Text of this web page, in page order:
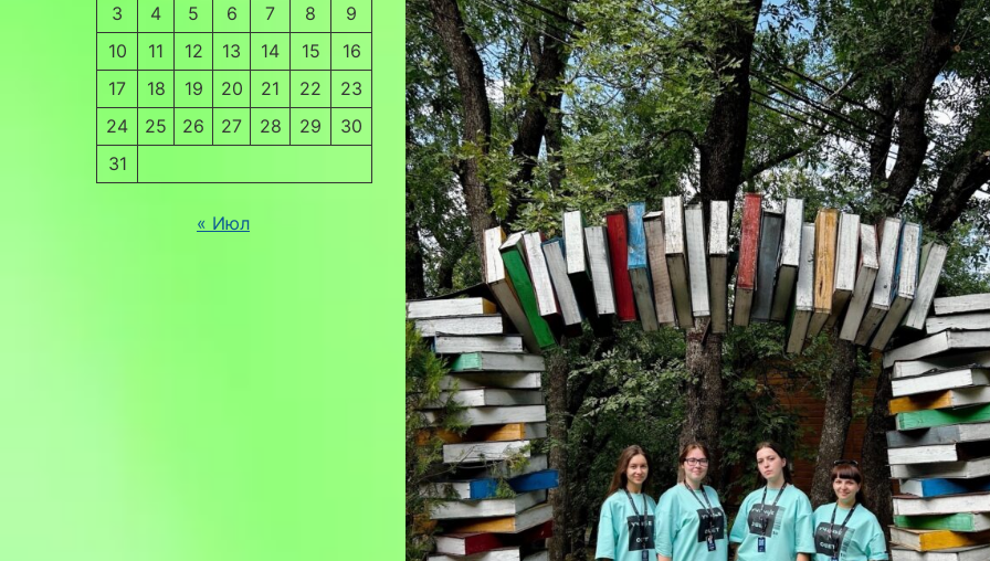
3
4 5 6 7 8
9
10
11 12 13 14 15
16
17
18 19 20 21 22
23
24
25 26 27 28 29
30
31
« Июл